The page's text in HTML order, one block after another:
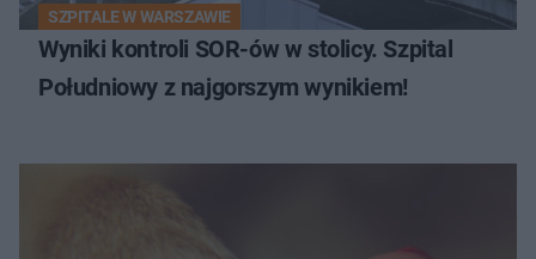
SZPITALE W WARSZAWIE
Wyniki kontroli SOR-ów w stolicy. Szpital
Południowy z najgorszym wynikiem!